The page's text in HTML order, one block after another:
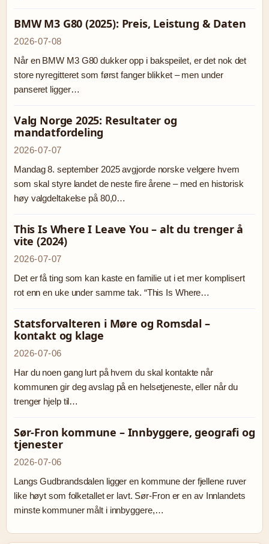
BMW M3 G80 (2025): Preis, Leistung & Daten
2026-07-08
Når en BMW M3 G80 dukker opp i bakspeilet, er det nok det
store nyregitteret som først fanger blikket – men under
panseret ligger…
Valg Norge 2025: Resultater og
mandatfordeling
2026-07-07
Mandag 8. september 2025 avgjorde norske velgere hvem
som skal styre landet de neste fire årene – med en historisk
høy valgdeltakelse på 80,0…
This Is Where I Leave You – alt du trenger å
vite (2024)
2026-07-07
Det er få ting som kan kaste en familie ut i et mer komplisert
rot enn en uke under samme tak. “This Is Where…
Statsforvalteren i Møre og Romsdal –
kontakt og klage
2026-07-06
Har du noen gang lurt på hvem du skal kontakte når
kommunen gir deg avslag på en helsetjeneste, eller når du
trenger hjelp til…
Sør-Fron kommune – Innbyggere, geografi og
tjenester
2026-07-06
Langs Gudbrandsdalen ligger en kommune der fjellene ruver
like høyt som folketallet er lavt. Sør-Fron er en av Innlandets
minste kommuner målt i innbyggere,…